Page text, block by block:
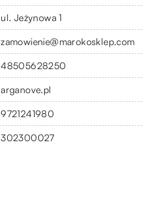
ul. Jeżynowa 1
zamowienie@marokosklep.com
48505628250
arganove.pl
9721241980
302300027